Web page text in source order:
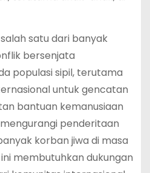
satu dari banyak
bersenjata
populasi sipil, terutama
untuk gencatan
bantuan kemanusiaan
penderitaan
korban jiwa di masa
membutuhkan dukungan